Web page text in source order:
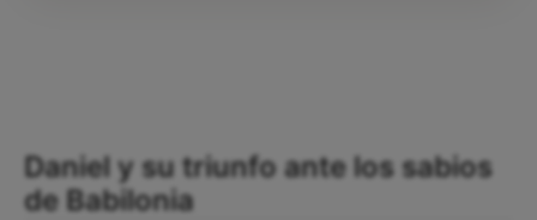
Daniel y su triunfo ante los sabios
de Babilonia